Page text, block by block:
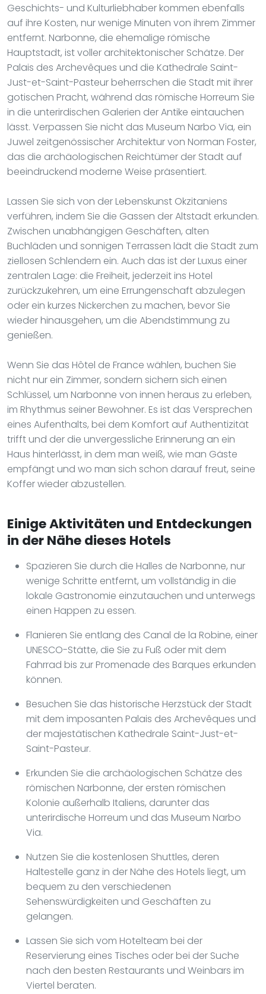
Geschichts- und Kulturliebhaber kommen ebenfalls
auf ihre Kosten, nur wenige Minuten von ihrem Zimmer
entfernt. Narbonne, die ehemalige römische
Hauptstadt, ist voller architektonischer Schätze. Der
Palais des Archevêques und die Kathedrale Saint-
Just-et-Saint-Pasteur beherrschen die Stadt mit ihrer
gotischen Pracht, während das römische Horreum Sie
in die unterirdischen Galerien der Antike eintauchen
lässt. Verpassen Sie nicht das Museum Narbo Via, ein
Juwel zeitgenössischer Architektur von Norman Foster,
das die archäologischen Reichtümer der Stadt auf
beeindruckend moderne Weise präsentiert.
Lassen Sie sich von der Lebenskunst Okzitaniens
verführen, indem Sie die Gassen der Altstadt erkunden.
Zwischen unabhängigen Geschäften, alten
Buchläden und sonnigen Terrassen lädt die Stadt zum
ziellosen Schlendern ein. Auch das ist der Luxus einer
zentralen Lage: die Freiheit, jederzeit ins Hotel
zurückzukehren, um eine Errungenschaft abzulegen
oder ein kurzes Nickerchen zu machen, bevor Sie
wieder hinausgehen, um die Abendstimmung zu
genießen.
Wenn Sie das Hôtel de France wählen, buchen Sie
nicht nur ein Zimmer, sondern sichern sich einen
Schlüssel, um Narbonne von innen heraus zu erleben,
im Rhythmus seiner Bewohner. Es ist das Versprechen
eines Aufenthalts, bei dem Komfort auf Authentizität
trifft und der die unvergessliche Erinnerung an ein
Haus hinterlässt, in dem man weiß, wie man Gäste
empfängt und wo man sich schon darauf freut, seine
Koffer wieder abzustellen.
Einige Aktivitäten und Entdeckungen
in der Nähe dieses Hotels
Spazieren Sie durch die Halles de Narbonne, nur
wenige Schritte entfernt, um vollständig in die
lokale Gastronomie einzutauchen und unterwegs
einen Happen zu essen.
Flanieren Sie entlang des Canal de la Robine, einer
UNESCO-Stätte, die Sie zu Fuß oder mit dem
Fahrrad bis zur Promenade des Barques erkunden
können.
Besuchen Sie das historische Herzstück der Stadt
mit dem imposanten Palais des Archevêques und
der majestätischen Kathedrale Saint-Just-et-
Saint-Pasteur.
Erkunden Sie die archäologischen Schätze des
römischen Narbonne, der ersten römischen
Kolonie außerhalb Italiens, darunter das
unterirdische Horreum und das Museum Narbo
Via.
Nutzen Sie die kostenlosen Shuttles, deren
Haltestelle ganz in der Nähe des Hotels liegt, um
bequem zu den verschiedenen
Sehenswürdigkeiten und Geschäften zu
gelangen.
Lassen Sie sich vom Hotelteam bei der
Reservierung eines Tisches oder bei der Suche
nach den besten Restaurants und Weinbars im
Viertel beraten.